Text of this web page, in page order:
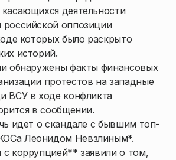
деятельности
российской оппозиции
которых было раскрыто
историй.
обнаружены факты финансовых
протестов на западные
ВСУ в ходе конфликта
в сообщении.
идет о скандале с бывшим топ-
Леонидом Невзлиным*.
коррупцией** заявили о том,